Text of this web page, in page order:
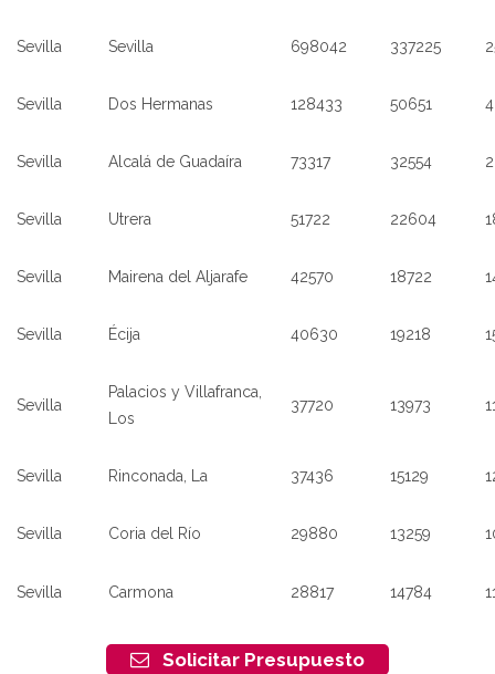
Sevilla Sevilla 698042 337225
Sevilla Dos Hermanas 128433 50651
Sevilla Alcalá de Guadaíra 73317 32554
Sevilla Utrera 51722 22604
Sevilla Mairena del Aljarafe 42570 18722
Sevilla Écija 40630 19218
Sevilla
Palacios y Villafranca,
Los
37720 13973
Sevilla Rinconada, La 37436 15129
Sevilla Coria del Río 29880 13259
Sevilla Carmona 28817 14784
Solicitar Presupuesto